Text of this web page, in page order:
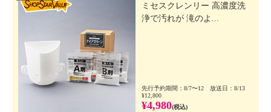
ミセスクレンリー 高濃度洗
浄で汚れが 滝のよ...
先行予約期間：8/7〜12 放送日：8/13
¥12,800
¥4,980(税込)